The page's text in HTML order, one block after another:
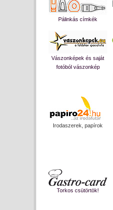
Pálinkás címkék
Vászonképek és saját
fotóból vászonkép
Irodaszerek, papírok
Torkos csütörtök!